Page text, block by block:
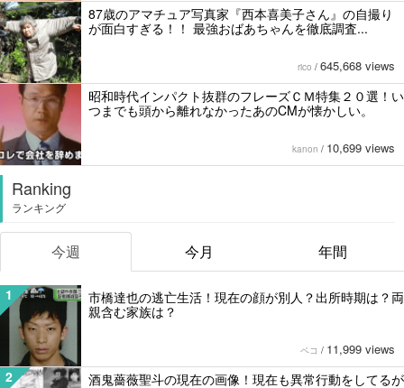
87歳のアマチュア写真家『西本喜美子さん』の自撮り
が面白すぎる！！ 最強おばあちゃんを徹底調査...
rico / 645,668 views
昭和時代インパクト抜群のフレーズＣＭ特集２０選！い
つまでも頭から離れなかったあのCMが懐かしい。
kanon / 10,699 views
Ranking
ランキング
今週 今月 年間
1
市橋達也の逃亡生活！現在の顔が別人？出所時期は？両
親含む家族は？
ペコ / 11,999 views
2
酒鬼薔薇聖斗の現在の画像！現在も異常行動をしてるが